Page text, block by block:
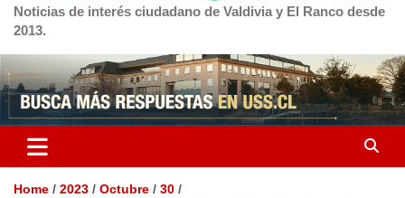
Noticias de interés ciudadano de Valdivia y El Ranco desde
2013.
Home 2023 Octubre
30